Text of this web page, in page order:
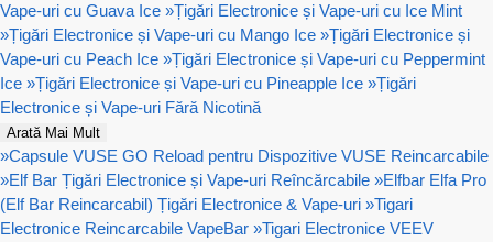
Vape-uri cu Guava Ice »Țigări Electronice și Vape-uri cu Ice Mint
»Țigări Electronice și Vape-uri cu Mango Ice »Țigări Electronice și
Vape-uri cu Peach Ice »Țigări Electronice și Vape-uri cu Peppermint
Ice »Țigări Electronice și Vape-uri cu Pineapple Ice »Țigări
Electronice și Vape-uri Fără Nicotină
Arată Mai Mult
»Capsule VUSE GO Reload pentru Dispozitive VUSE Reincarcabile
»Elf Bar Țigări Electronice și Vape-uri Reîncărcabile »Elfbar Elfa Pro
(Elf Bar Reincarcabil) Țigări Electronice & Vape-uri »Tigari
Electronice Reincarcabile VapeBar »Tigari Electronice VEEV